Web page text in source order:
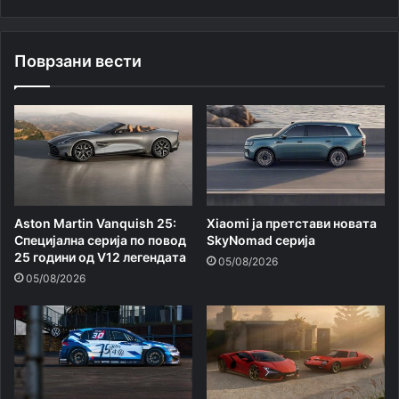
Поврзани вести
Aston Martin Vanquish 25:
Специјална серија по повод
25 години од V12 легендата
05/08/2026
Xiaomi ja претстави новата
SkyNomad серија
05/08/2026